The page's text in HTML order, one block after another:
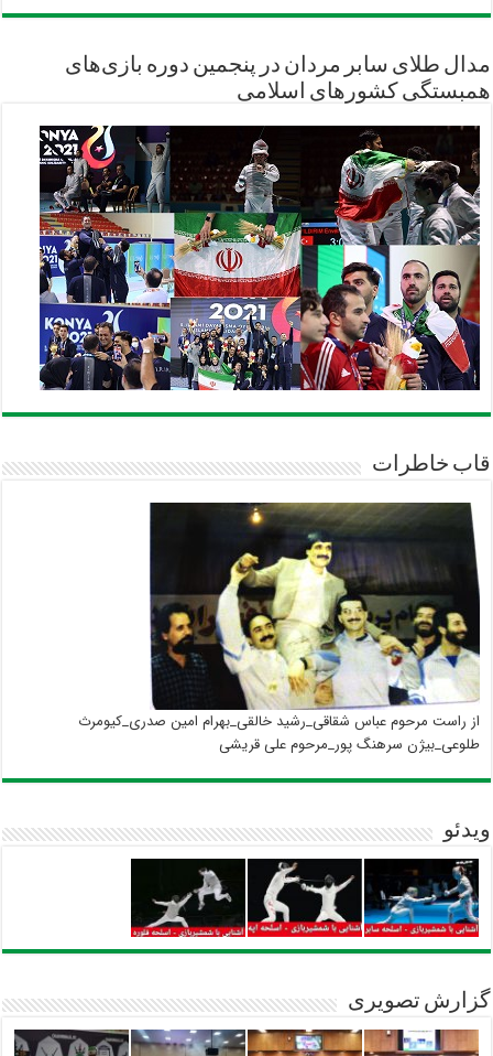
مدال طلای سابر مردان در پنجمین دوره بازی‌های
همبستگی کشورهای اسلامی
قاب خاطرات
از راست مرحوم عباس شقاقی_رشید خالقی_بهرام امین صدری_کیومرث
طلوعی_بیژن سرهنگ پور_مرحوم علی قریشی
ویدئو
گزارش تصویری